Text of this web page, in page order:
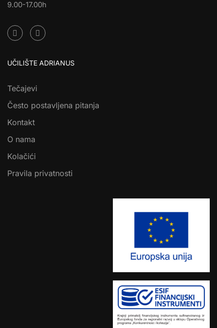
9.00-17.00h
UČILIŠTE ADRIANUS
Tečajevi
Često postavljena pitanja
Kontakt
O nama
Kolačići
Pravila privatnosti